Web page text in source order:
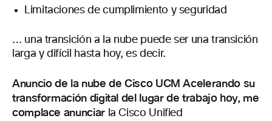
Limitaciones de cumplimiento y seguridad
… una transición a la nube puede ser una transición
larga y difícil hasta hoy, es decir.
Anuncio de la nube de Cisco UCM Acelerando su
transformación digital del lugar de trabajo hoy, me
complace anunciarla Cisco Unified